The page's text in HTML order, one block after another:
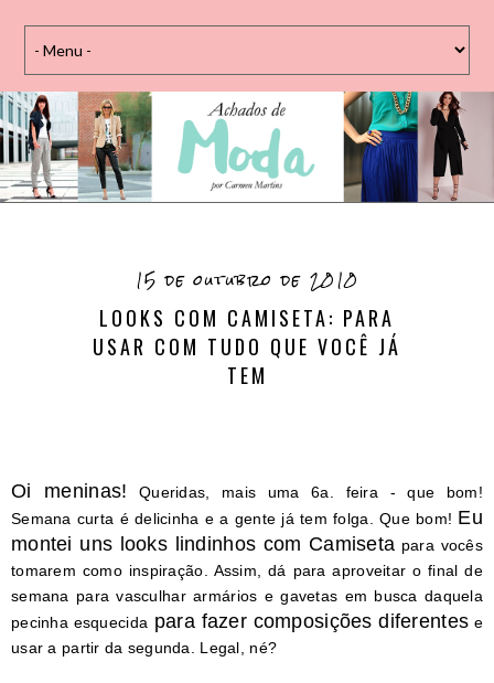
15 de outubro de 2010
LOOKS COM CAMISETA: PARA
USAR COM TUDO QUE VOCÊ JÁ
TEM
Oi meninas! Queridas, mais uma 6a. feira - que bom!
Semana curta é delicinha e a gente já tem folga. Que bom! Eu
montei uns looks lindinhos com Camiseta para vocês
tomarem como inspiração. Assim, dá para aproveitar o final de
semana para vasculhar armários e gavetas em busca daquela
pecinha esquecida para fazer composições diferentes e
usar a partir da segunda. Legal, né?